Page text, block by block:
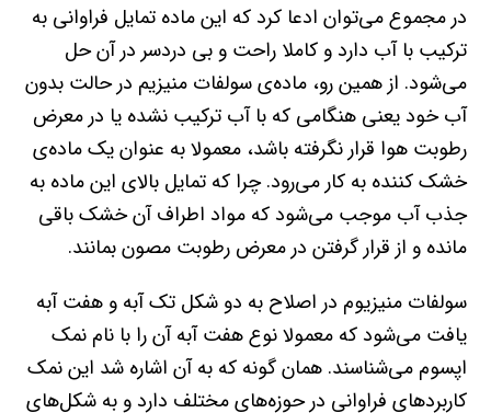
در مجموع می‌توان ادعا کرد که این ماده تمایل فراوانی به
ترکیب با آب دارد و کاملا راحت و بی دردسر در آن حل
می‌شود. از همین رو، ماده‌ی سولفات منیزیم در حالت بدون
آب خود یعنی هنگامی که با آب ترکیب نشده یا در معرض
رطوبت هوا قرار نگرفته باشد، معمولا به عنوان یک ماده‌ی
خشک کننده به کار می‌رود. چرا که تمایل بالای این ماده به
جذب آب موجب می‌شود که مواد اطراف آن خشک باقی
مانده و از قرار گرفتن در معرض رطوبت مصون بمانند.
سولفات منیزیوم در اصلاح به دو شکل تک آبه و هفت آبه
یافت می‌شود که معمولا نوع هفت آبه آن را با نام نمک
اپسوم می‌شناسند. همان گونه که به آن اشاره شد این نمک
کاربردهای فراوانی در حوزه‌های مختلف دارد و به شکل‌های